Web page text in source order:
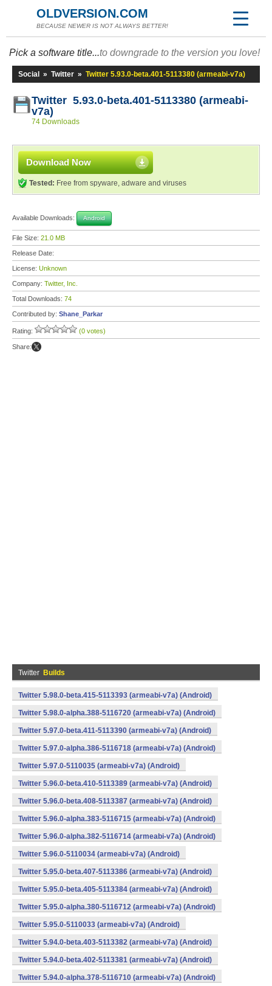
OLDVERSION.COM
BECAUSE NEWER IS NOT ALWAYS BETTER!
Pick a software title...to downgrade to the version you love!
Social » Twitter » Twitter 5.93.0-beta.401-5113380 (armeabi-v7a)
Twitter 5.93.0-beta.401-5113380 (armeabi-
v7a)
74 Downloads
Download Now
Tested: Free from spyware, adware and viruses
Available Downloads: Android
File Size: 21.0 MB
Release Date:
License: Unknown
Company: Twitter, Inc.
Total Downloads: 74
Contributed by: Shane_Parkar
Rating: (0 votes)
Share:
Twitter Builds
Twitter 5.98.0-beta.415-5113393 (armeabi-v7a) (Android)
Twitter 5.98.0-alpha.388-5116720 (armeabi-v7a) (Android)
Twitter 5.97.0-beta.411-5113390 (armeabi-v7a) (Android)
Twitter 5.97.0-alpha.386-5116718 (armeabi-v7a) (Android)
Twitter 5.97.0-5110035 (armeabi-v7a) (Android)
Twitter 5.96.0-beta.410-5113389 (armeabi-v7a) (Android)
Twitter 5.96.0-beta.408-5113387 (armeabi-v7a) (Android)
Twitter 5.96.0-alpha.383-5116715 (armeabi-v7a) (Android)
Twitter 5.96.0-alpha.382-5116714 (armeabi-v7a) (Android)
Twitter 5.96.0-5110034 (armeabi-v7a) (Android)
Twitter 5.95.0-beta.407-5113386 (armeabi-v7a) (Android)
Twitter 5.95.0-beta.405-5113384 (armeabi-v7a) (Android)
Twitter 5.95.0-alpha.380-5116712 (armeabi-v7a) (Android)
Twitter 5.95.0-5110033 (armeabi-v7a) (Android)
Twitter 5.94.0-beta.403-5113382 (armeabi-v7a) (Android)
Twitter 5.94.0-beta.402-5113381 (armeabi-v7a) (Android)
Twitter 5.94.0-alpha.378-5116710 (armeabi-v7a) (Android)